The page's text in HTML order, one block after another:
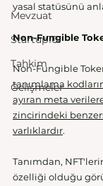
Mevzuat
Startup101
Tahkim
Gelişmeler
yasal statüsünü
Non-Fungible
Non-Fungible
tanımlama
ayıran meta
zincirindeki
varlıklardır.
Tanımdan,
özelliği olduğu